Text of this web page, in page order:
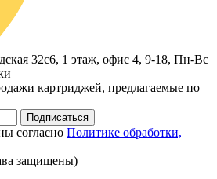
32с6, 1 этаж, офис 4, 9-18, Пн-Вс
картриджей, предлагаемые по
Подписаться
согласно Политике обработки,
защищены)